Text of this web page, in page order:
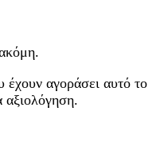
έχουν αγοράσει αυτό το
αξιολόγηση.